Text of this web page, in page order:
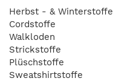
Herbst - & Winterstoffe
Cordstoffe
Walkloden
Strickstoffe
Plüschstoffe
Sweatshirtstoffe